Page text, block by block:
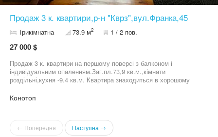
Продаж 3 к. квартири,р-н "Кврз",вул.Франка,45
Трикімнатна 73.9 м2 1 / 2 пов.
27 000 $
Продаж 3 к. квартири на першому поверсі з балконом і
індивідуальним опаленням.Заг.пл.73,9 кв.м.,кімнати
роздільні,кухня -9.4 кв.м. Квартира знаходиться в хорошому
пластик.Опалення за рахунок власного газового котла. Поруч
Конотоп
← Попередня Наступна →